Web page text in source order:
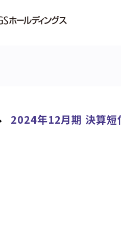
2024年12月期 決算短